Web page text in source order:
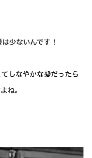
少ないんです！
しなやかな髪だったら
ね。